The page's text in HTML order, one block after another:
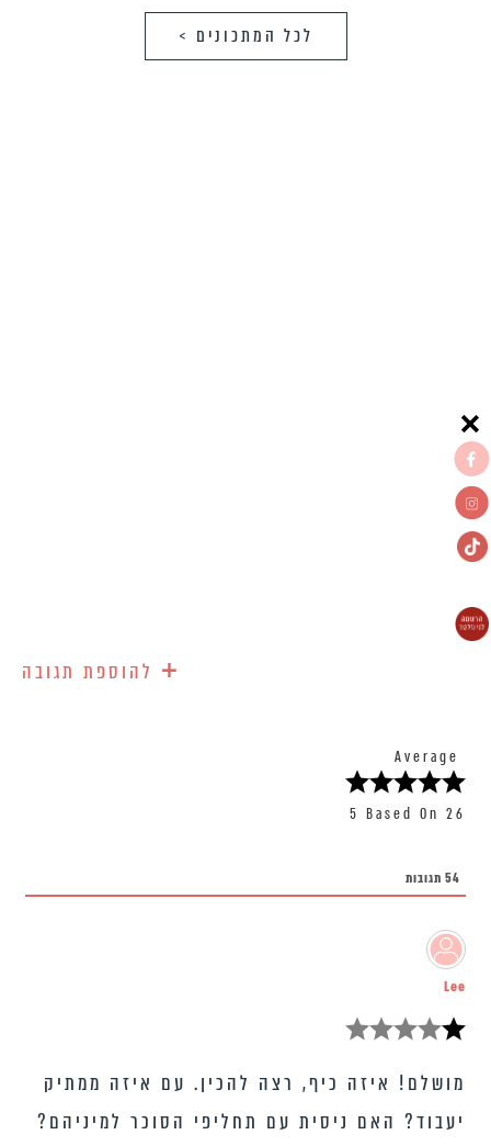
לכל המתכונים >
+ להוספת תגובה
Average
5 Based On 26
54 תגובות
Lee
מושלם! איזה כיף, רצה להכין. עם איזה ממתיק
יעבוד? האם ניסית עם תחליפי הסוכר למיניהם?